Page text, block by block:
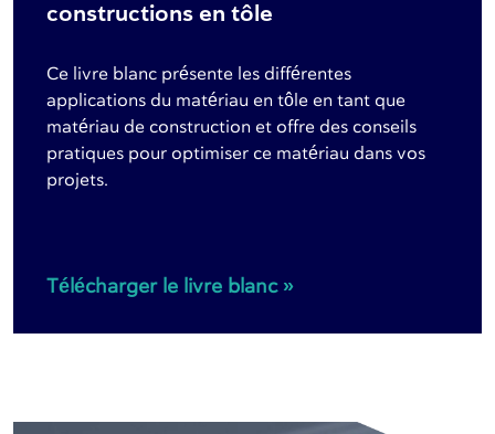
constructions en tôle
Ce livre blanc présente les différentes
applications du matériau en tôle en tant que
matériau de construction et offre des conseils
pratiques pour optimiser ce matériau dans vos
projets.
Télécharger le livre blanc »